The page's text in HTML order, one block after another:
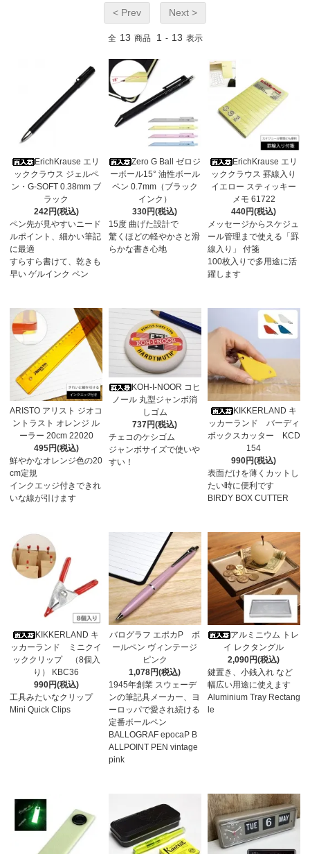
< Prev Next >
全 13 商品 1 - 13 表示
ErichKrause エリ
ッククラウス ジェルペ
ン・G-SOFT 0.38mm ブ
ラック
242円(税込)
ペン先が見やすいニード
ルポイント、細かい筆記
に最適
すらすら書けて、乾きも
早い ゲルインク ペン
Zero G Ball ゼロジ
ーボール15° 油性ボール
ペン 0.7mm（ブラック
インク）
330円(税込)
15度 曲げた設計で
驚くほどの軽やかさと滑
らかな書き心地
ErichKrause エリ
ッククラウス 罫線入り
イエロー スティッキー
メモ 61722
440円(税込)
メッセージからスケジュ
ール管理まで使える「罫
線入り」 付箋
100枚入りで多用途に活
躍します
ARISTO アリスト ジオコ
ントラスト オレンジ ル
ーラー 20cm 22020
495円(税込)
鮮やかなオレンジ色の20
cm定規
インクエッジ付きできれ
いな線が引けます
KOH-I-NOOR コヒ
ノール 丸型ジャンボ消
しゴム
737円(税込)
チェコのケシゴム
ジャンボサイズで使いや
すい！
KIKKERLAND キ
ッカーランド バーディ
ボックスカッター KCD
154
990円(税込)
表面だけを薄くカットし
たい時に便利です
BIRDY BOX CUTTER
KIKKERLAND キ
ッカーランド ミニクイ
ッククリップ （8個入
り） KBC36
990円(税込)
工具みたいなクリップ
Mini Quick Clips
バログラフ エポカP ボ
ールペン ヴィンテージ
ピンク
1,078円(税込)
1945年創業 スウェーデ
ンの筆記具メーカー、ヨ
ーロッパで愛され続ける
定番ボールペン
BALLOGRAF epocaP B
ALLPOINT PEN vintage
pink
アルミニウム トレ
イ レクタングル
2,090円(税込)
鍵置き、小銭入れ など
幅広い用途に使えます
Aluminium Tray Rectang
le